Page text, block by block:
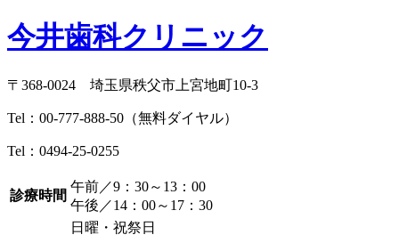
今井歯科クリニック
〒368-0024 埼玉県秩父市上宮地町10-3
Tel： 00-777-888-50 （無料ダイヤル）
Tel： 0494-25-0255
診療時間
午前／9：30～13：00
午後／14：00～17：30
日曜・祝祭日